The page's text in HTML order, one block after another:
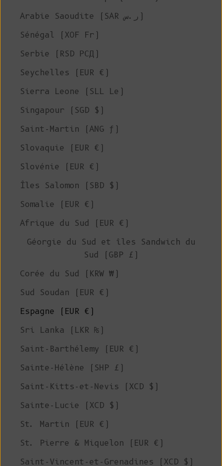
Arabie Saoudite (SAR ر.س)
Sénégal (XOF Fr)
Serbie (RSD РСД)
Seychelles (EUR €)
Sierra Leone (SLL Le)
Singapour (SGD $)
Saint-Martin (ANG ƒ)
Slovaquie (EUR €)
Slovénie (EUR €)
Îles Salomon (SBD $)
Somalie (EUR €)
Afrique du Sud (EUR €)
Géorgie du Sud et îles Sandwich du
Sud (GBP £)
Corée du Sud (KRW ₩)
Sud Soudan (EUR €)
Espagne (EUR €)
Sri Lanka (LKR ₨)
Saint-Barthélemy (EUR €)
Sainte-Hélène (SHP £)
Saint-Kitts-et-Nevis (XCD $)
Sainte-Lucie (XCD $)
St. Martin (EUR €)
St. Pierre & Miquelon (EUR €)
Saint-Vincent-et-Grenadines (XCD $)